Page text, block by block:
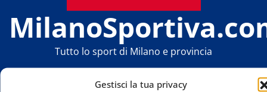
Gestisci la tua privacy
Tutto lo sport di Milano e provincia